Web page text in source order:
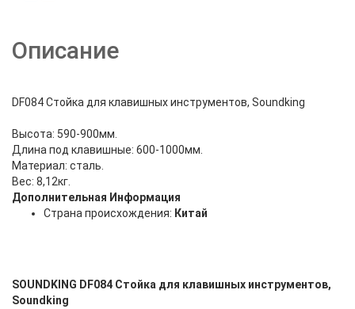
Описание
DF084 Стойка для клавишных инструментов, Soundking
Высота: 590-900мм.
Длина под клавишные: 600-1000мм.
Материал: сталь.
Вес: 8,12кг.
Дополнительная Информация
Страна происхождения: Китай
SOUNDKING DF084 Стойка для клавишных инструментов,
Soundking